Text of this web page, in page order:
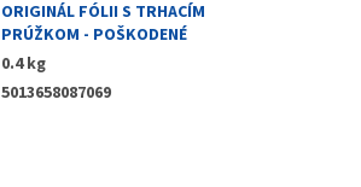
ORIGINÁL FÓLII S TRHACÍM
PRÚŽKOM - POŠKODENÉ
0.4 kg
5013658087069